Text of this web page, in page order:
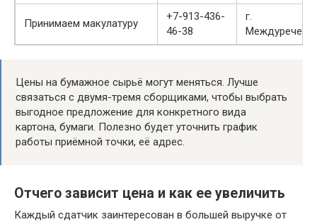
Принимаем макулатуру
+7-913-436-
46-38
г.
Цены на бумажное сырьё могут меняться. Лучше
связаться с двумя-тремя сборщиками, чтобы выбрать
выгодное предложение для конкретного вида
картона, бумаги. Полезно будет уточнить график
работы приёмной точки, её адрес.
Отчего зависит цена и как ее увеличить
Каждый сдатчик заинтересован в большей выручке от